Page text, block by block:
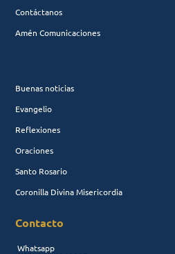
Contáctanos
Amén Comunicaciones
Buenas noticias
Evangelio
Reflexiones
Oraciones
Santo Rosario
Coronilla Divina Misericordia
Contacto
Whatsapp